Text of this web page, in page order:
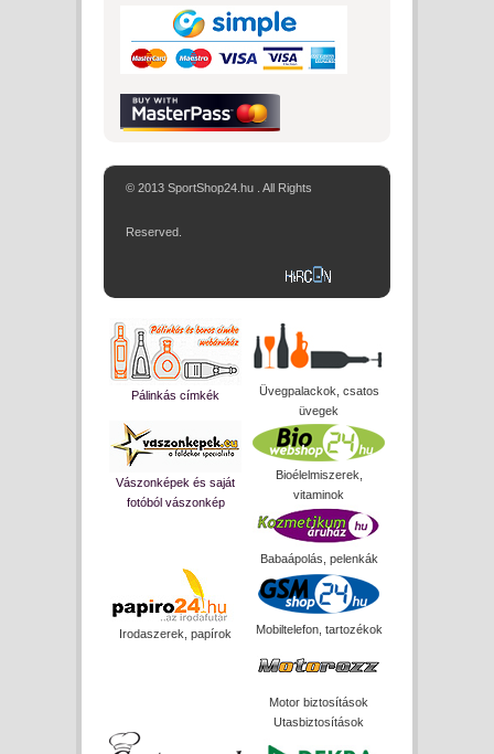
© 2013 SportShop24.hu . All Rights
Reserved.
Pálinkás címkék
Üvegpalackok, csatos
üvegek
Vászonképek és saját
fotóból vászonkép
Bioélelmiszerek,
vitaminok
Babaápolás, pelenkák
Irodaszerek, papírok Mobiltelefon, tartozékok
Motor biztosítások
Utasbiztosítások